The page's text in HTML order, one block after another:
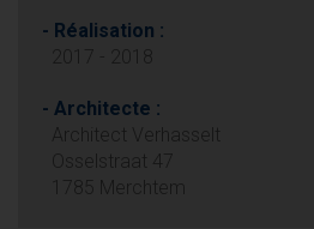
- Réalisation :
2017 - 2018
- Architecte :
Architect Verhasselt
Osselstraat 47
1785 Merchtem